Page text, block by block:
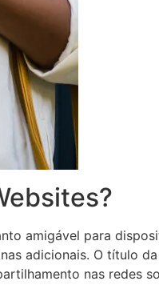
amigável para
adicionais. O título
nas redes